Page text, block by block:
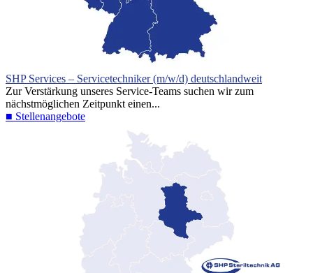
SHP Services – Servicetechniker (m/w/d) deutschlandweit
Zur Verstärkung unseres Service-Teams suchen wir zum
nächstmöglichen Zeitpunkt einen...
■ Stellenangebote